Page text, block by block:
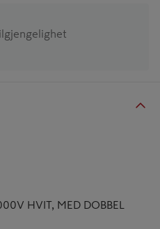
HVIT, MED DOBBEL